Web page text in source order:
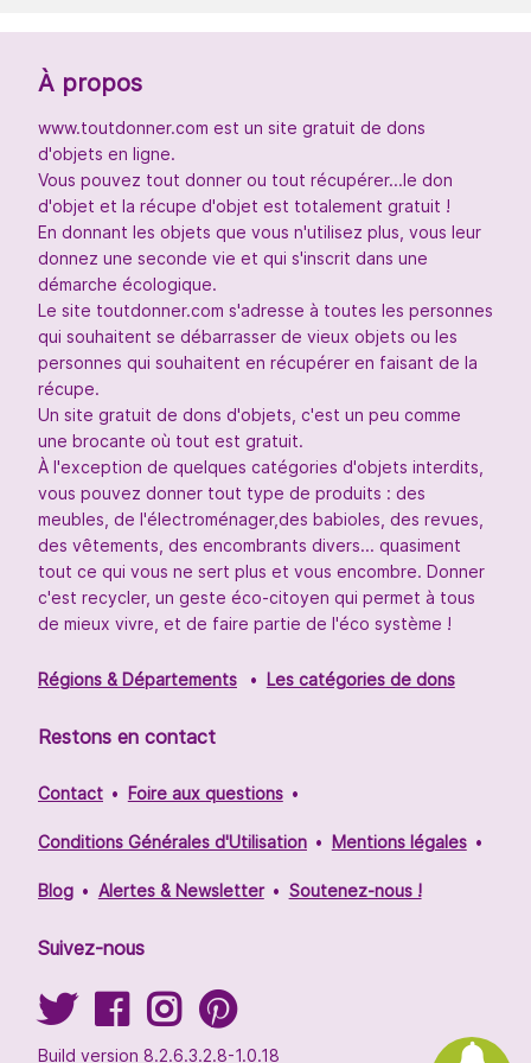
À propos
www.toutdonner.com est un site gratuit de dons
d'objets en ligne.
Vous pouvez tout donner ou tout récupérer...le don
d'objet et la récupe d'objet est totalement gratuit !
En donnant les objets que vous n'utilisez plus, vous leur
donnez une seconde vie et qui s'inscrit dans une
démarche écologique.
Le site toutdonner.com s'adresse à toutes les personnes
qui souhaitent se débarrasser de vieux objets ou les
personnes qui souhaitent en récupérer en faisant de la
récupe.
Un site gratuit de dons d'objets, c'est un peu comme
une brocante où tout est gratuit.
À l'exception de quelques catégories d'objets interdits,
vous pouvez donner tout type de produits : des
meubles, de l'électroménager,des babioles, des revues,
des vêtements, des encombrants divers... quasiment
tout ce qui vous ne sert plus et vous encombre. Donner
c'est recycler, un geste éco-citoyen qui permet à tous
de mieux vivre, et de faire partie de l'éco système !
Régions & Départements Les catégories de dons
Restons en contact
Contact Foire aux questions
Conditions Générales d'Utilisation Mentions légales
Blog Alertes & Newsletter Soutenez-nous !
Suivez-nous
Build version 8.2.6.3.2.8-1.0.18